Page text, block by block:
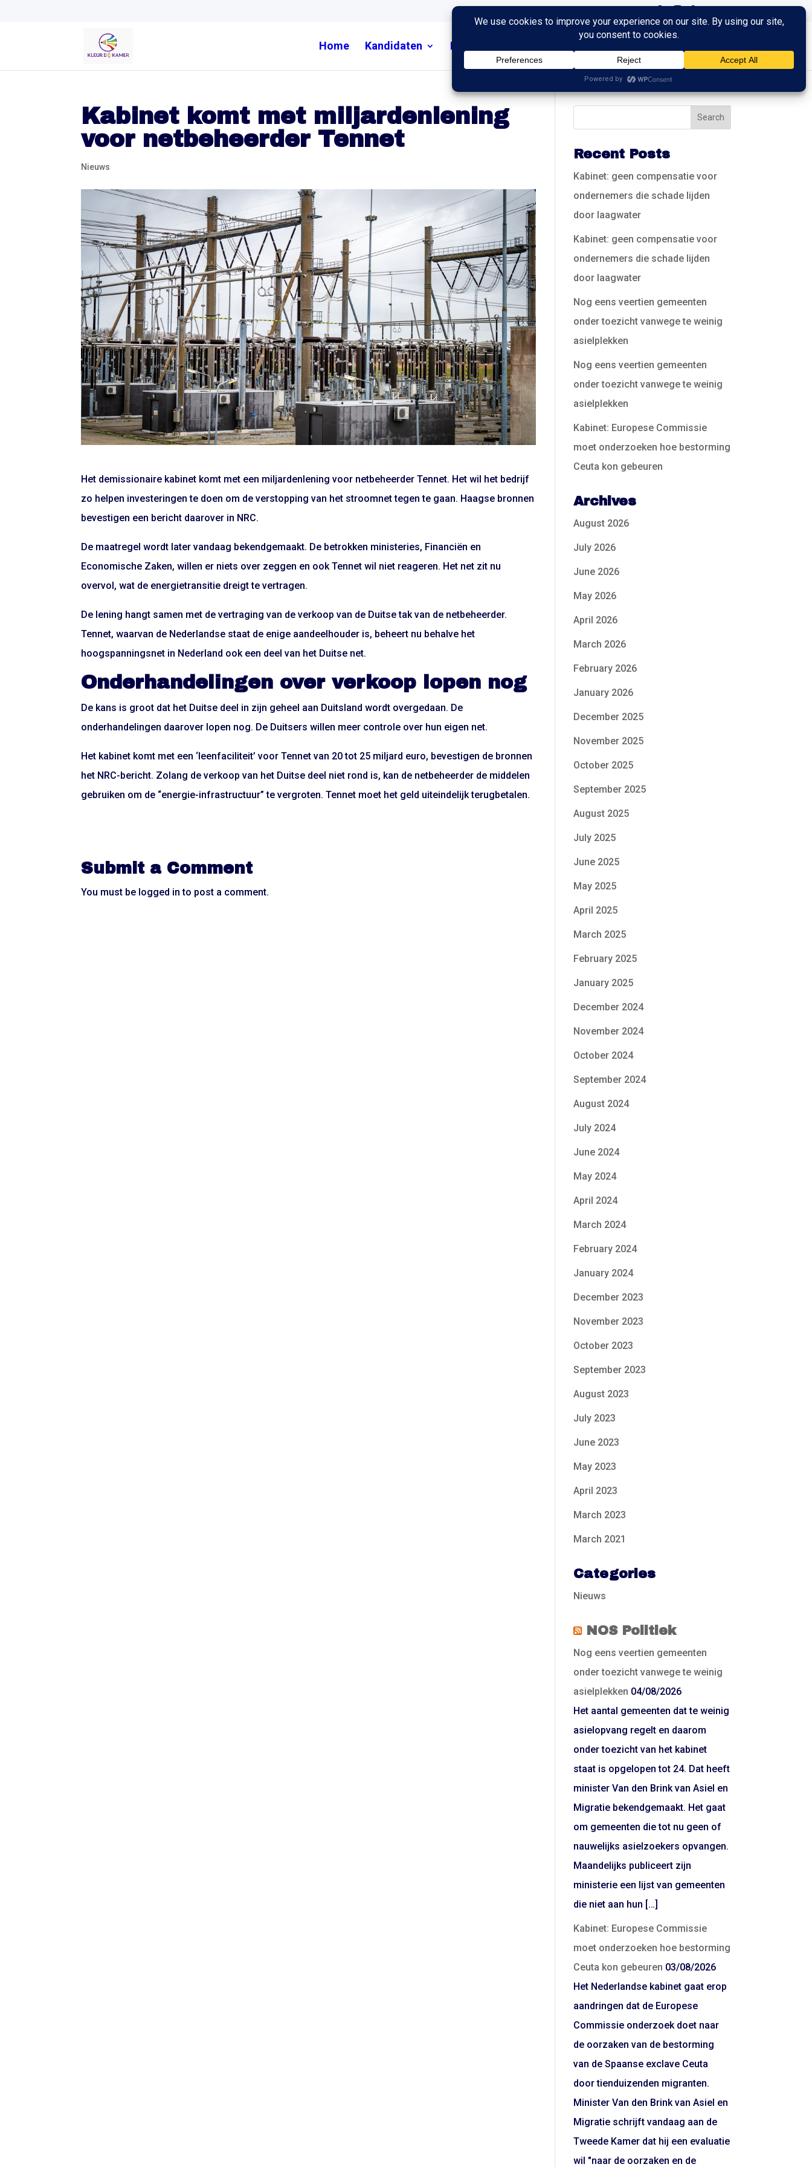
Home Kandidaten Nieuws
Kabinet komt met miljardenlening
voor netbeheerder Tennet
Nieuws
Het demissionaire kabinet komt met een miljardenlening voor netbeheerder Tennet. Het wil het bedrijf
zo helpen investeringen te doen om de verstopping van het stroomnet tegen te gaan. Haagse bronnen
bevestigen een bericht daarover in NRC.
De maatregel wordt later vandaag bekendgemaakt. De betrokken ministeries, Financiën en
Economische Zaken, willen er niets over zeggen en ook Tennet wil niet reageren. Het net zit nu
overvol, wat de energietransitie dreigt te vertragen.
De lening hangt samen met de vertraging van de verkoop van de Duitse tak van de netbeheerder.
Tennet, waarvan de Nederlandse staat de enige aandeelhouder is, beheert nu behalve het
hoogspanningsnet in Nederland ook een deel van het Duitse net.
Onderhandelingen over verkoop lopen nog
De kans is groot dat het Duitse deel in zijn geheel aan Duitsland wordt overgedaan. De
onderhandelingen daarover lopen nog. De Duitsers willen meer controle over hun eigen net.
Het kabinet komt met een ‘leenfaciliteit’ voor Tennet van 20 tot 25 miljard euro, bevestigen de bronnen
het NRC-bericht. Zolang de verkoop van het Duitse deel niet rond is, kan de netbeheerder de middelen
gebruiken om de “energie-infrastructuur” te vergroten. Tennet moet het geld uiteindelijk terugbetalen.
Submit a Comment
You must be logged in to post a comment.
Recent Posts
Kabinet: geen compensatie voor
ondernemers die schade lijden
door laagwater
Kabinet: geen compensatie voor
ondernemers die schade lijden
door laagwater
Nog eens veertien gemeenten
onder toezicht vanwege te weinig
asielplekken
Nog eens veertien gemeenten
onder toezicht vanwege te weinig
asielplekken
Kabinet: Europese Commissie
moet onderzoeken hoe bestorming
Ceuta kon gebeuren
Archives
August 2026
July 2026
June 2026
May 2026
April 2026
March 2026
February 2026
January 2026
December 2025
November 2025
October 2025
September 2025
August 2025
July 2025
June 2025
May 2025
April 2025
March 2025
February 2025
January 2025
December 2024
November 2024
October 2024
September 2024
August 2024
July 2024
June 2024
May 2024
April 2024
March 2024
February 2024
January 2024
December 2023
November 2023
October 2023
September 2023
August 2023
July 2023
June 2023
May 2023
April 2023
March 2023
March 2021
Categories
Nieuws
NOS Politiek
Nog eens veertien gemeenten
onder toezicht vanwege te weinig
asielplekken 04/08/2026
Het aantal gemeenten dat te weinig
asielopvang regelt en daarom
onder toezicht van het kabinet
staat is opgelopen tot 24. Dat heeft
minister Van den Brink van Asiel en
Migratie bekendgemaakt. Het gaat
om gemeenten die tot nu geen of
nauwelijks asielzoekers opvangen.
Maandelijks publiceert zijn
ministerie een lijst van gemeenten
die niet aan hun […]
Kabinet: Europese Commissie
moet onderzoeken hoe bestorming
Ceuta kon gebeuren 03/08/2026
Het Nederlandse kabinet gaat erop
aandringen dat de Europese
Commissie onderzoek doet naar
de oorzaken van de bestorming
van de Spaanse exclave Ceuta
door tienduizenden migranten.
Minister Van den Brink van Asiel en
Migratie schrijft vandaag aan de
Tweede Kamer dat hij een evaluatie
wil "naar de oorzaken en de